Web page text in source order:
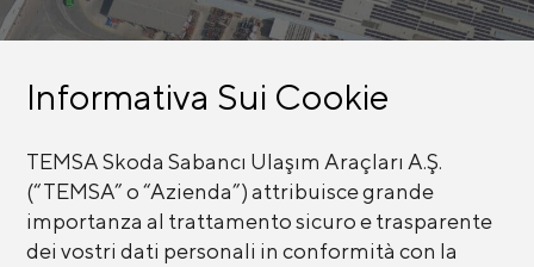
Informativa Sui Cookie
TEMSA Skoda Sabancı Ulaşım Araçları A.Ş.
(“TEMSA” o “Azienda”) attribuisce grande
importanza al trattamento sicuro e trasparente
dei vostri dati personali in conformità con la